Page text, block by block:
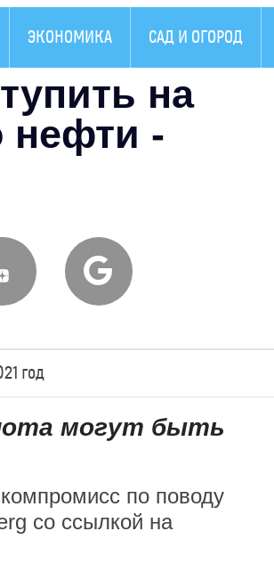
ЭКОНОМИКА САД И ОГОРОД
на
нефти -
год
могут быть
по поводу
со ссылкой на